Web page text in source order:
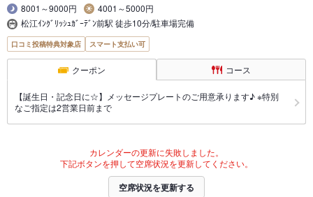
8001～9000円
4001～5000円
松江ｲﾝｸﾞﾘｯｼｭｶﾞｰﾃﾞﾝ前駅 徒歩10分/駐車場完備
口コミ投稿特典対象店 スマート支払い可
クーポン コース
【誕生日・記念日に☆】メッセージプレートのご用意承ります♪ ※特別
なご指定は2営業日前まで
カレンダーの更新に失敗しました。
下記ボタンを押して空席状況を更新してください。
空席状況を更新する